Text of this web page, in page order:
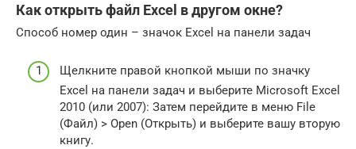
Как открыть файл Excel в другом окне?
Способ номер один – значок Excel на панели задач
Щелкните правой кнопкой мыши по значку
Excel на панели задач и выберите Microsoft Excel
2010 (или 2007): Затем перейдите в меню File
(Файл) > Open (Открыть) и выберите вашу вторую
книгу.